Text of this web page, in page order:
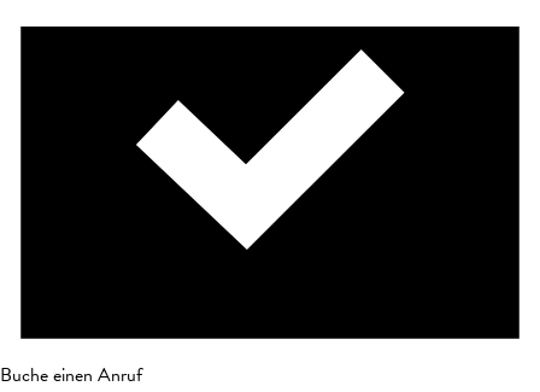
Buche einen Anruf